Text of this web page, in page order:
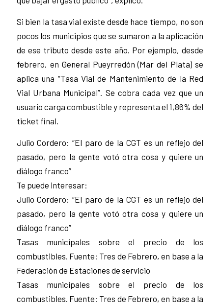
Si bien la tasa vial existe desde hace tiempo, no son
pocos los municipios que se sumaron a la aplicación
de ese tributo desde este año. Por ejemplo, desde
febrero, en General Pueyrredón (Mar del Plata) se
aplica una “Tasa Vial de Mantenimiento de la Red
Vial Urbana Municipal”. Se cobra cada vez que un
usuario carga combustible y representa el 1,86% del
ticket final.
Julio Cordero: “El paro de la CGT es un reflejo del
pasado, pero la gente votó otra cosa y quiere un
diálogo franco”
Te puede interesar:
Julio Cordero: “El paro de la CGT es un reflejo del
pasado, pero la gente votó otra cosa y quiere un
diálogo franco”
Tasas municipales sobre el precio de los
combustibles. Fuente: Tres de Febrero, en base a la
Federación de Estaciones de servicio
Tasas municipales sobre el precio de los
combustibles. Fuente: Tres de Febrero, en base a la